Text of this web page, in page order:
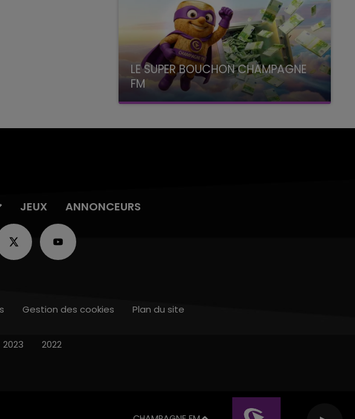
LE SUPER BOUCHON CHAMPAGNE
FM
avec La Famille Champagne FM, à 8H10
JEUX ANNONCEURS
Gestion des cookies Plan du site
2023 2022